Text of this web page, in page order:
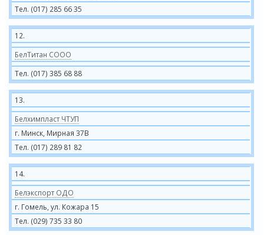
Тел. (017) 285 66 35
12.
БелТитан СООО
Тел. (017) 385 68 88
13.
Белхимпласт ЧТУП
г. Минск, Мирная 37В
Тел. (017) 289 81 82
14.
Белэкспорт ОДО
г. Гомель, ул. Кожара 15
Тел. (029) 735 33 80